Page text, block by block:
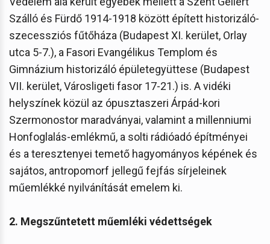
Szálló és Fürdő 1914-1918 között épített historizáló-
szecessziós fűtőháza (Budapest XI. kerület, Orlay
utca 5-7.), a Fasori Evangélikus Templom és
Gimnázium historizáló épületegyüttese (Budapest
VII. kerület, Városligeti fasor 17-21.) is. A vidéki
helyszínek közül az ópusztaszeri Árpád-kori
Szermonostor maradványai, valamint a millenniumi
Honfoglalás-emlékmű, a solti rádióadó építményei
és a teresztenyei temető hagyományos képének és
sajátos, antropomorf jellegű fejfás sírjeleinek
műemlékké nyilvánítását emelem ki.
2. Megszűntetett műemléki védettségek